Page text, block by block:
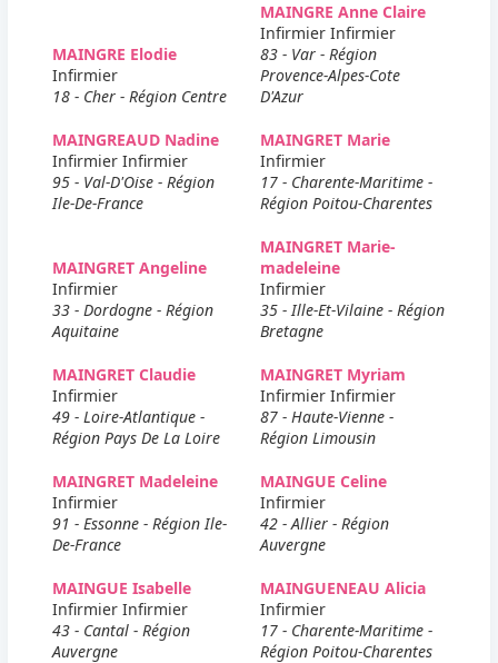
MAINGRE Elodie
Infirmier
18 - Cher - Région Centre
MAINGRE Anne Claire
Infirmier Infirmier
83 - Var - Région
Provence-Alpes-Cote
D'Azur
MAINGREAUD Nadine
Infirmier Infirmier
95 - Val-D'Oise - Région
Ile-De-France
MAINGRET Marie
Infirmier
17 - Charente-Maritime -
Région Poitou-Charentes
MAINGRET Angeline
Infirmier
33 - Dordogne - Région
Aquitaine
MAINGRET Marie-
madeleine
Infirmier
35 - Ille-Et-Vilaine - Région
Bretagne
MAINGRET Claudie
Infirmier
49 - Loire-Atlantique -
Région Pays De La Loire
MAINGRET Myriam
Infirmier Infirmier
87 - Haute-Vienne -
Région Limousin
MAINGRET Madeleine
Infirmier
91 - Essonne - Région Ile-
De-France
MAINGUE Celine
Infirmier
42 - Allier - Région
Auvergne
MAINGUE Isabelle
Infirmier Infirmier
43 - Cantal - Région
Auvergne
MAINGUENEAU Alicia
Infirmier
17 - Charente-Maritime -
Région Poitou-Charentes